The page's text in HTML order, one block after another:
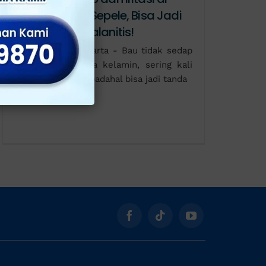
Kelamin? Tak Sepele, Bisa Jadi
Tanda Awal Balanitis!
Klinik Apollo, Jakarta - Bau tidak sedap
dan iritasi di area kelamin, sering kali
dianggap sepele, padahal bisa jadi tanda